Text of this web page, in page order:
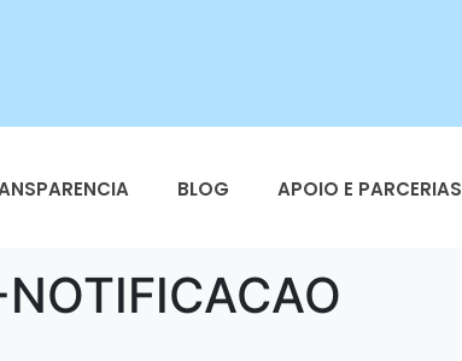
BLOG APOIO E PARCERIAS